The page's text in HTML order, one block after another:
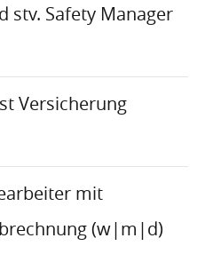
stv. Safety Manager
Versicherung
mit
(w|m|d)